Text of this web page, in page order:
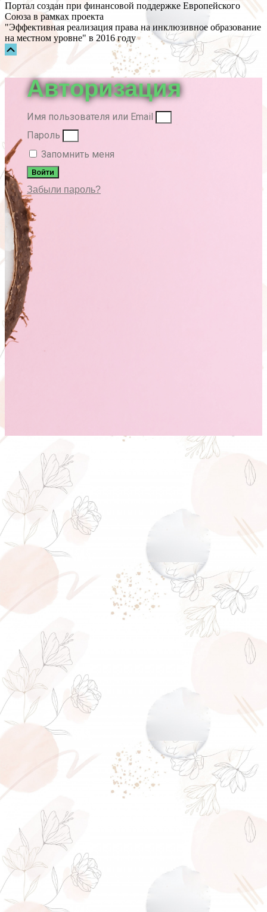
Портал создан при финансовой поддержке Европейского
Союза в рамках проекта
"Эффективная реализация права на инклюзивное образование
на местном уровне" в 2016 году
Авторизация
Имя пользователя или Email
Пароль
Запомнить меня
Войти
Забыли пароль?